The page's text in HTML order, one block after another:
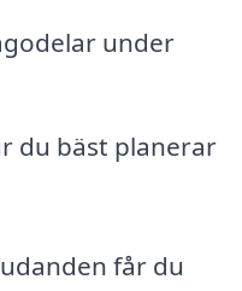
under
du bäst planerar
får du